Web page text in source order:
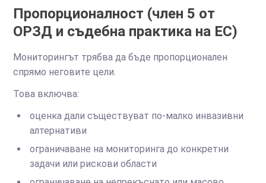
Пропорционалност (член 5 от
ОРЗД и съдебна практика на ЕС)
Мониторингът трябва да бъде пропорционален
спрямо неговите цели.
Това включва:
оценка дали съществуват по-малко инвазивни
алтернативи
ограничаване на мониторинга до конкретни
задачи или рискови области